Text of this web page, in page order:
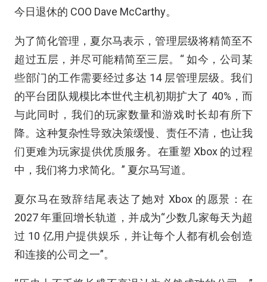
今日退休的 COO Dave McCarthy。
为了简化管理，夏尔马表示，管理层级将精简至不
超过五层，并尽可能精简至三层。“ 如今，公司某
些部门的工作需要经过多达 14 层管理层级。我们
的平台团队规模比本世代主机初期扩大了 40%，而
与此同时，我们的玩家数量和游戏时长却有所下
降。这种复杂性导致决策缓慢、责任不清，也让我
们更难为玩家提供优质服务。在重塑 Xbox 的过程
中，我们将力求简化。” 夏尔马写道。
夏尔马在致辞结尾表达了她对 Xbox 的愿景：在
2027 年重回增长轨道，并成为“少数几家每天为超
过 10 亿用户提供娱乐，并让每个人都有机会创造
和连接的公司之一”。